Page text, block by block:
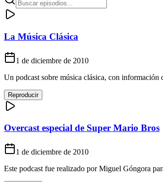
La Música Clásica
1 de diciembre de 2010
Un podcast sobre música clásica, con información
Reproducir
Overcast especial de Super Mario Bros
1 de diciembre de 2010
Este podcast fue realizado por Miguel Góngora